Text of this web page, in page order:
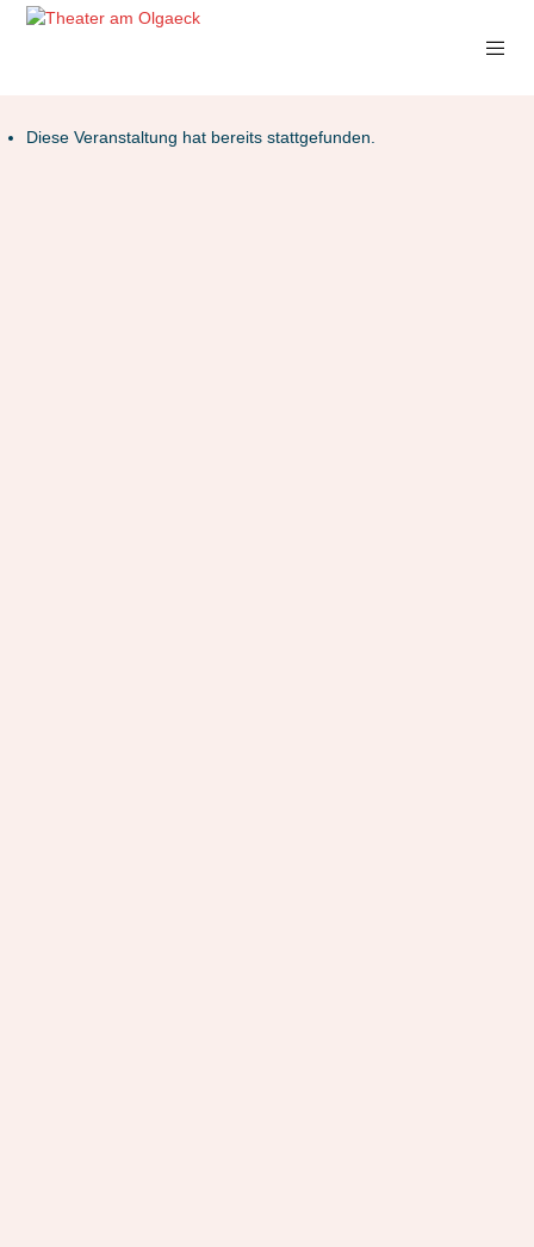
Diese Veranstaltung hat bereits stattgefunden.